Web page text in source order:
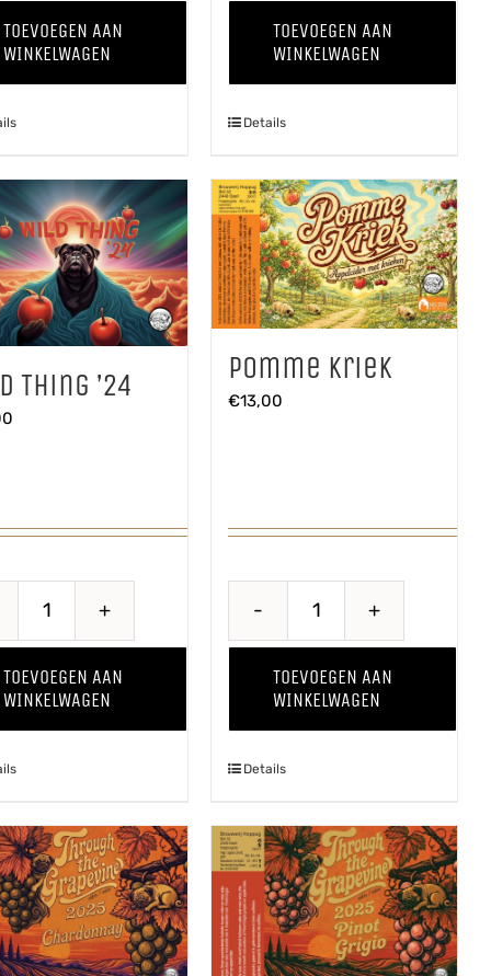
Haver
TOEVOEGEN AAN
WINKELWAGEN
aantal
TOEVOEGEN AAN
WINKELWAGEN
Details
Thing ’24
'24
TOEVOEGEN AAN
WINKELWAGEN
Pomme Kriek
€13,00
aantal
TOEVOEGEN AAN
WINKELWAGEN
Details